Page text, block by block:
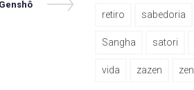
retiro sabedoria
Sangha satori
vida zazen zen